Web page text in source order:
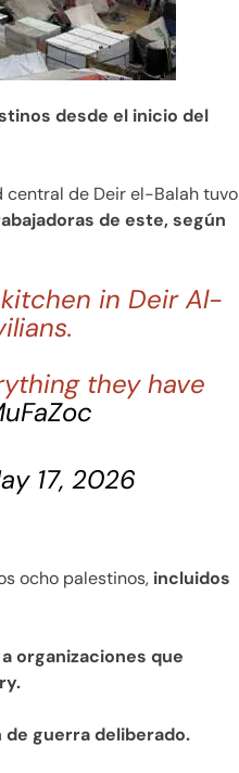
desde el inicio del
central de Deir el-Balah tuvo
de este, según
in Deir Al-
they have
17, 2026
ocho palestinos, incluidos
organizaciones que
de guerra deliberado.